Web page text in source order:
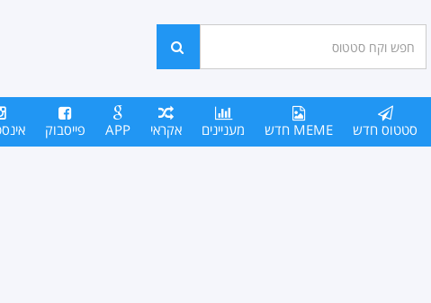
סטטוסים
חפש
סטטוס חדש MEME חדש מעניינים אקראי APP פייסבוק